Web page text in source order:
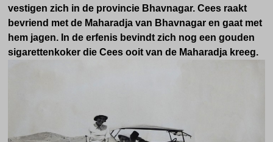
vestigen zich in de provincie Bhavnagar. Cees raakt
bevriend met de Maharadja van Bhavnagar en gaat met
hem jagen. In de erfenis bevindt zich nog een gouden
sigarettenkoker die Cees ooit van de Maharadja kreeg.